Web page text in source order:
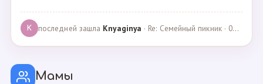
K последней зашла Knyaginya · Re: Семейный пикник · 07.05.2025
Мамы